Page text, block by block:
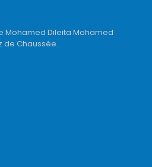
Mohamed Dileita Mohamed
de Chaussée.